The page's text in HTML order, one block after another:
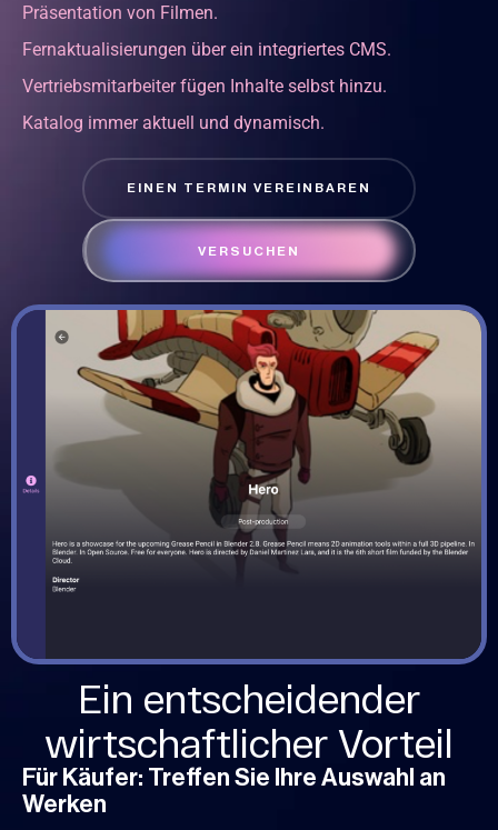
Präsentation von Filmen.
Fernaktualisierungen über ein integriertes CMS.
Vertriebsmitarbeiter fügen Inhalte selbst hinzu.
Katalog immer aktuell und dynamisch.
EINEN TERMIN VEREINBAREN
VERSUCHEN
Ein entscheidender
wirtschaftlicher Vorteil
Für Käufer: Treffen Sie Ihre Auswahl an
Werken